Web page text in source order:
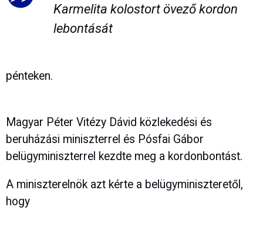
Karmelita kolostort övező kordon
lebontását
pénteken.
Magyar Péter Vitézy Dávid közlekedési és
beruházási miniszterrel és Pósfai Gábor
belügyminiszterrel kezdte meg a kordonbontást.
A miniszterelnök azt kérte a belügyminiszteretől,
hogy